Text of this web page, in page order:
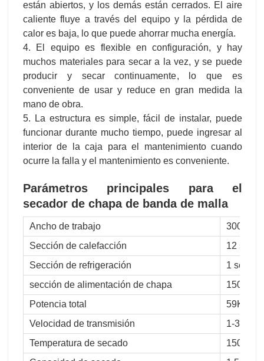
están abiertos, y los demás están cerrados. El aire
caliente fluye a través del equipo y la pérdida de
calor es baja, lo que puede ahorrar mucha energía.
4. El equipo es flexible en configuración, y hay
muchos materiales para secar a la vez, y se puede
producir y secar continuamente, lo que es
conveniente de usar y reduce en gran medida la
mano de obra.
5. La estructura es simple, fácil de instalar, puede
funcionar durante mucho tiempo, puede ingresar al
interior de la caja para el mantenimiento cuando
ocurre la falla y el mantenimiento es conveniente.
Parámetros principales para el
secador de chapa de banda de malla
Ancho de trabajo
3000
Sección de calefacción
12
Sección de refrigeración
1
sección de alimentación de chapa
1500
Potencia total
59KW
Velocidad de transmisión
1-30m/
Temperatura de secado
150-